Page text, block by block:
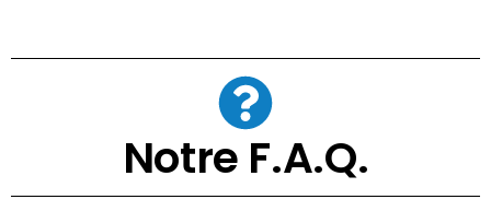
Notre F.A.Q.